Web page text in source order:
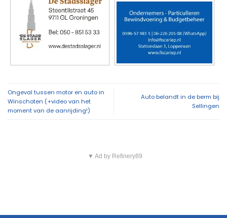
Ongeval tussen motor en auto in
Winschoten (+video van het
moment van de aanrijding!)
Auto belandt in de berm bij
Sellingen
▼ Ad by Refinery89